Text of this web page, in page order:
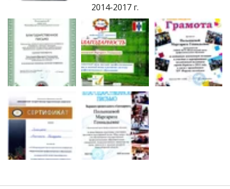
2014-2017 г.